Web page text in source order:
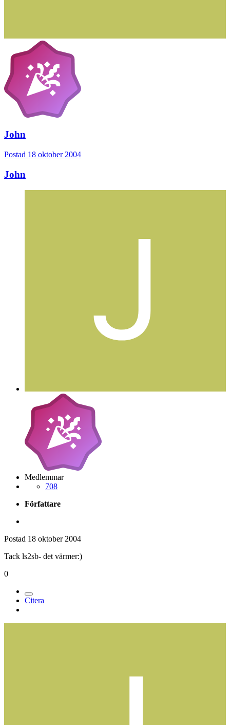
John
Postad 18 oktober 2004
John
Medlemmar
708
Författare
Postad 18 oktober 2004
Tack ls2sb- det värmer:)
0
Citera